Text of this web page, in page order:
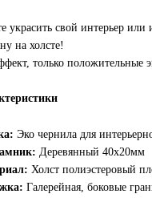
украсить свой интерьер
на холсте!
только положительные
Эко чернила для
Деревянный 40х20мм
Холст полиэстеровый
Галерейная, боковые